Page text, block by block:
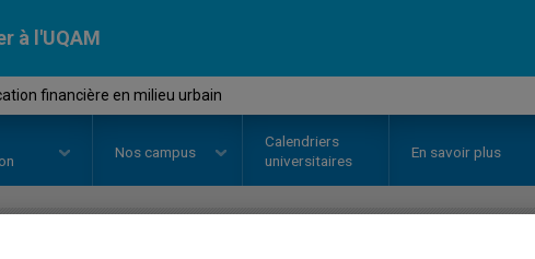
à l'UQAM
financière en milieu urbain
Nos campus
Calendriers
universitaires
En savoir plus